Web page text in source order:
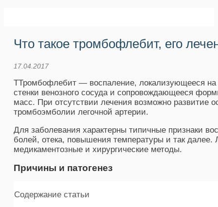
Что такое тромбофлебит, его
17.04.2017
ТТромбофлебит — воспаление, локализующееся на
стенки венозного сосуда и сопровождающееся
масс. При отсутствии лечения возможно развитие
тромбоэмболии легочной артерии.
Для заболевания характерны типичные признаки
болей, отека, повышения температуры и так далее.
медикаментозные и хирургические методы.
Причины и патогенез
Содержание статьи